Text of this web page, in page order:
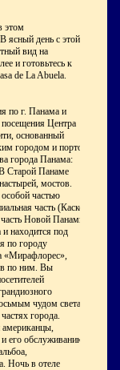
этом
ясный день с этой
вид на
и готовьтесь к
de La Abuela.
по г. Панама и
посещения Центра
основанный
городом и портом
города Панама:
Старой Панаме
мостов.
частью
часть (Каско
Новой Панамы
и находится под
по городу
«Мирафлорес»,
по ним. Вы
чудом света".
города.
американцы,
его обслуживанию,
Ночь в отеле